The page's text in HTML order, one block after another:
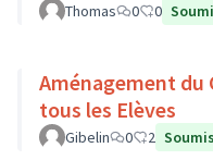
Thomas 0 0
Aménagement du
tous les Elèves
Gibelin 0 2